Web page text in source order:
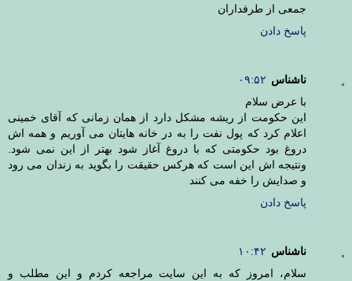
جمعی از طرفداران
پاسخ دادن
ناشناس ۰۹:۵۲
با عرض سلام
این حکومت از ریشه مشکل دارد از همان زمانی که آقای خمینی
اعلام کرد که پول نفت را به در خانه هایتان می آوریم و همه اش
دروغ بود حکومتی که با دروغ آغاز شود بهتر از این نمی شود.
ونتیجه اش این است که هرکس حقیقت را بگوید به زندان می رود
و صدایش را خفه می کنند
پاسخ دادن
ناشناس ۱۰:۴۲
سلام، امروز که به این سایت مراجعه کردم و این مطلب و